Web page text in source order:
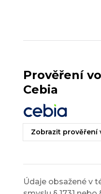
Prověření
Cebia
Zobrazit prověření
Údaje obsažené v